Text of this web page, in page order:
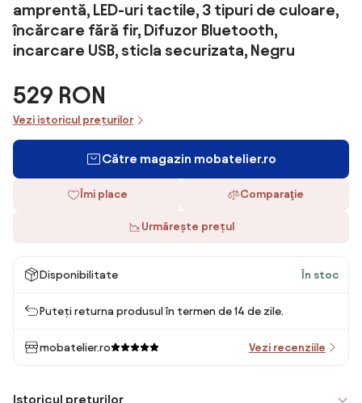
amprentă, LED-uri tactile, 3 tipuri de culoare,
încărcare fără fir, Difuzor Bluetooth,
incarcare USB, sticla securizata, Negru
529 RON
Vezi istoricul prețurilor
Către magazin mobatelier.ro
Îmi place Comparaţie
Urmărește prețul
Disponibilitate În stoc
Puteți returna produsul în termen de 14 de zile.
mobatelier.ro Vezi recenziile
Istoricul prețurilor